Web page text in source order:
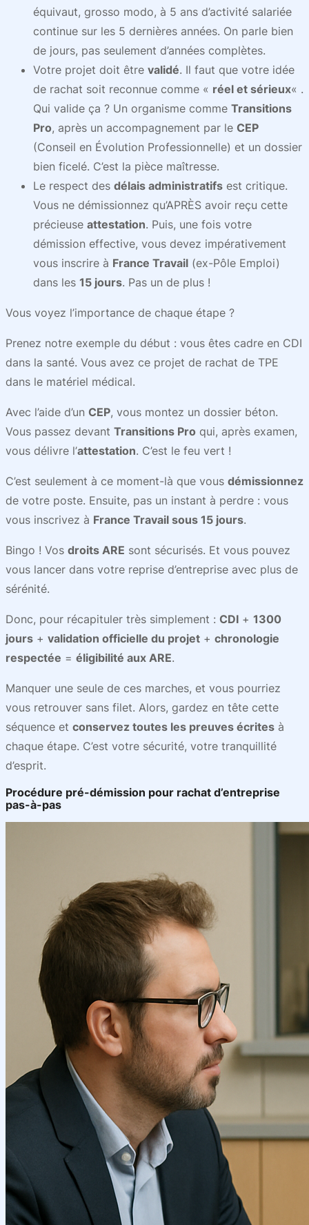
équivaut, grosso modo, à 5 ans d’activité salariée
continue sur les 5 dernières années. On parle bien
de jours, pas seulement d’années complètes.
Votre projet doit être validé. Il faut que votre idée
de rachat soit reconnue comme « réel et sérieux« .
Qui valide ça ? Un organisme comme Transitions
Pro, après un accompagnement par le CEP
(Conseil en Évolution Professionnelle) et un dossier
bien ficelé. C’est la pièce maîtresse.
Le respect des délais administratifs est critique.
Vous ne démissionnez qu’APRÈS avoir reçu cette
précieuse attestation. Puis, une fois votre
démission effective, vous devez impérativement
vous inscrire à France Travail (ex-Pôle Emploi)
dans les 15 jours. Pas un de plus !
Vous voyez l’importance de chaque étape ?
Prenez notre exemple du début : vous êtes cadre en CDI
dans la santé. Vous avez ce projet de rachat de TPE
dans le matériel médical.
Avec l’aide d’un CEP, vous montez un dossier béton.
Vous passez devant Transitions Pro qui, après examen,
vous délivre l’attestation. C’est le feu vert !
C’est seulement à ce moment-là que vous démissionnez
de votre poste. Ensuite, pas un instant à perdre : vous
vous inscrivez à France Travail sous 15 jours.
Bingo ! Vos droits ARE sont sécurisés. Et vous pouvez
vous lancer dans votre reprise d’entreprise avec plus de
sérénité.
Donc, pour récapituler très simplement : CDI + 1300
jours + validation officielle du projet + chronologie
respectée = éligibilité aux ARE.
Manquer une seule de ces marches, et vous pourriez
vous retrouver sans filet. Alors, gardez en tête cette
séquence et conservez toutes les preuves écrites à
chaque étape. C’est votre sécurité, votre tranquillité
d’esprit.
Procédure pré-démission pour rachat d’entreprise
pas-à-pas